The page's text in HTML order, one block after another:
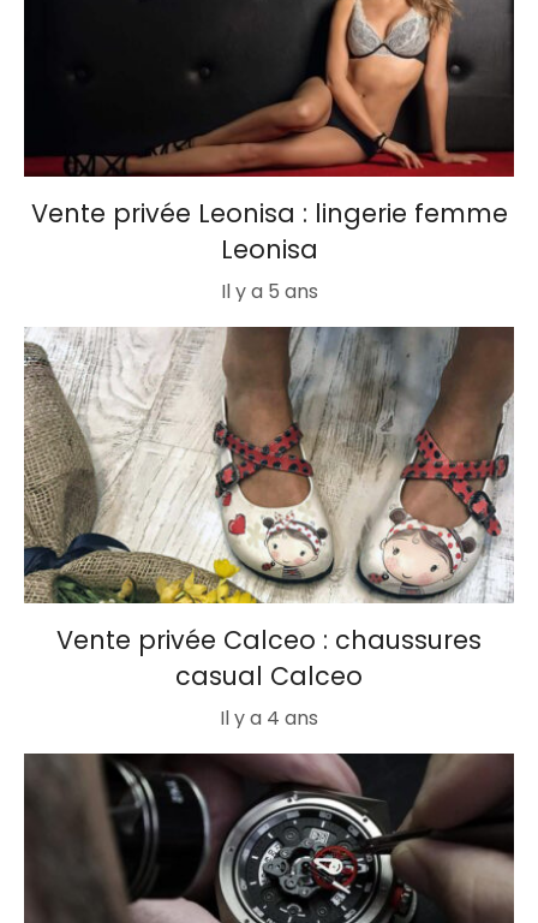
Vente privée Leonisa : lingerie femme
Leonisa
Il y a 5 ans
Vente privée Calceo : chaussures
casual Calceo
Il y a 4 ans